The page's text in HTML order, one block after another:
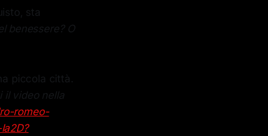
sta
benessere? O
piccola città.
il video nella
romeo-